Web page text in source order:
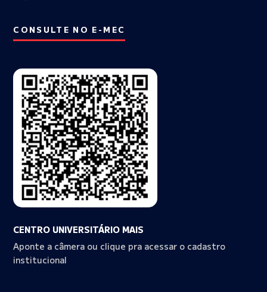
CONSULTE NO E-MEC
CENTRO UNIVERSITÁRIO MAIS
Aponte a câmera ou clique pra acessar o cadastro
institucional